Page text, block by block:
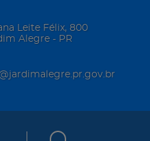
Leite Félix, 800
Alegre - PR